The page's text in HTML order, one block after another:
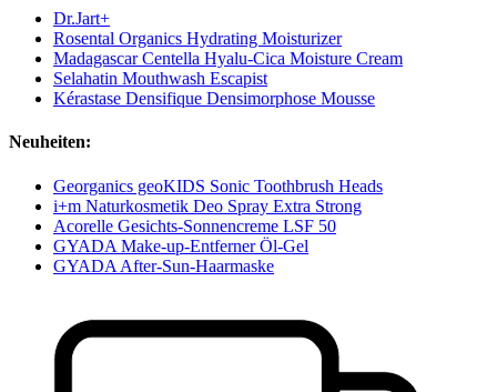
Dr.Jart+
Rosental Organics Hydrating Moisturizer
Madagascar Centella Hyalu-Cica Moisture Cream
Selahatin Mouthwash Escapist
Kérastase Densifique Densimorphose Mousse
Neuheiten:
Georganics geoKIDS Sonic Toothbrush Heads
i+m Naturkosmetik Deo Spray Extra Strong
Acorelle Gesichts-Sonnencreme LSF 50
GYADA Make-up-Entferner Öl-Gel
GYADA After-Sun-Haarmaske